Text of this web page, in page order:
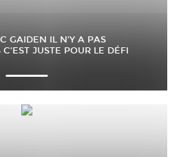
GAIDEN IL N’Y A PAS
C’EST JUSTE POUR LE DÉFI